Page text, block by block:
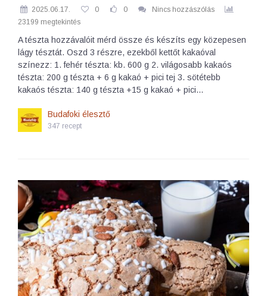
2025.06.17. 0 0
Nincs hozzászólás
23199 megtekintés
A tészta hozzávalóit mérd össze és készíts egy közepesen
lágy tésztát. Oszd 3 részre, ezekből kettőt kakaóval
színezz: 1. fehér tészta: kb. 600 g 2. világosabb kakaós
tészta: 200 g tészta + 6 g kakaó + pici tej 3. sötétebb
kakaós tészta: 140 g tészta +15 g kakaó + pici…
Budafoki élesztő
347 recept